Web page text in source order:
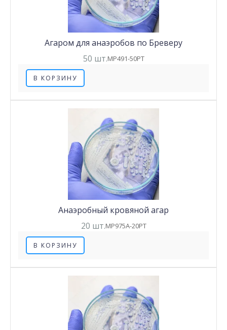
Агаром для анаэробов по Бреверу
50 шт.MP491-50PT
В КОРЗИНУ
Анаэробный кровяной агар
20 шт.MP975A-20PT
В КОРЗИНУ